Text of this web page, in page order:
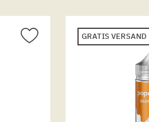
GRATIS VERSAND